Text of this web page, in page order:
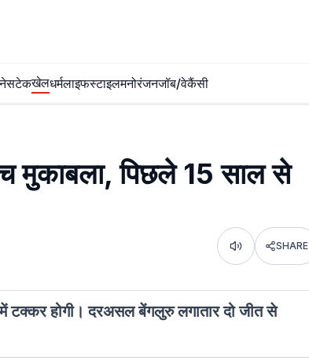
टेकखेलधर्मलाइफस्टाइलमनोरंजनजॉब/वेकैंसी
पिछले 15 साल से
Listen SHARE
होगी। दरअसल बेंगलुरु लगातार दो जीत से